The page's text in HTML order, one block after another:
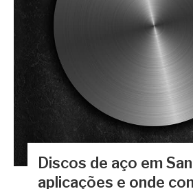
Discos de aço em
aplicações e onde